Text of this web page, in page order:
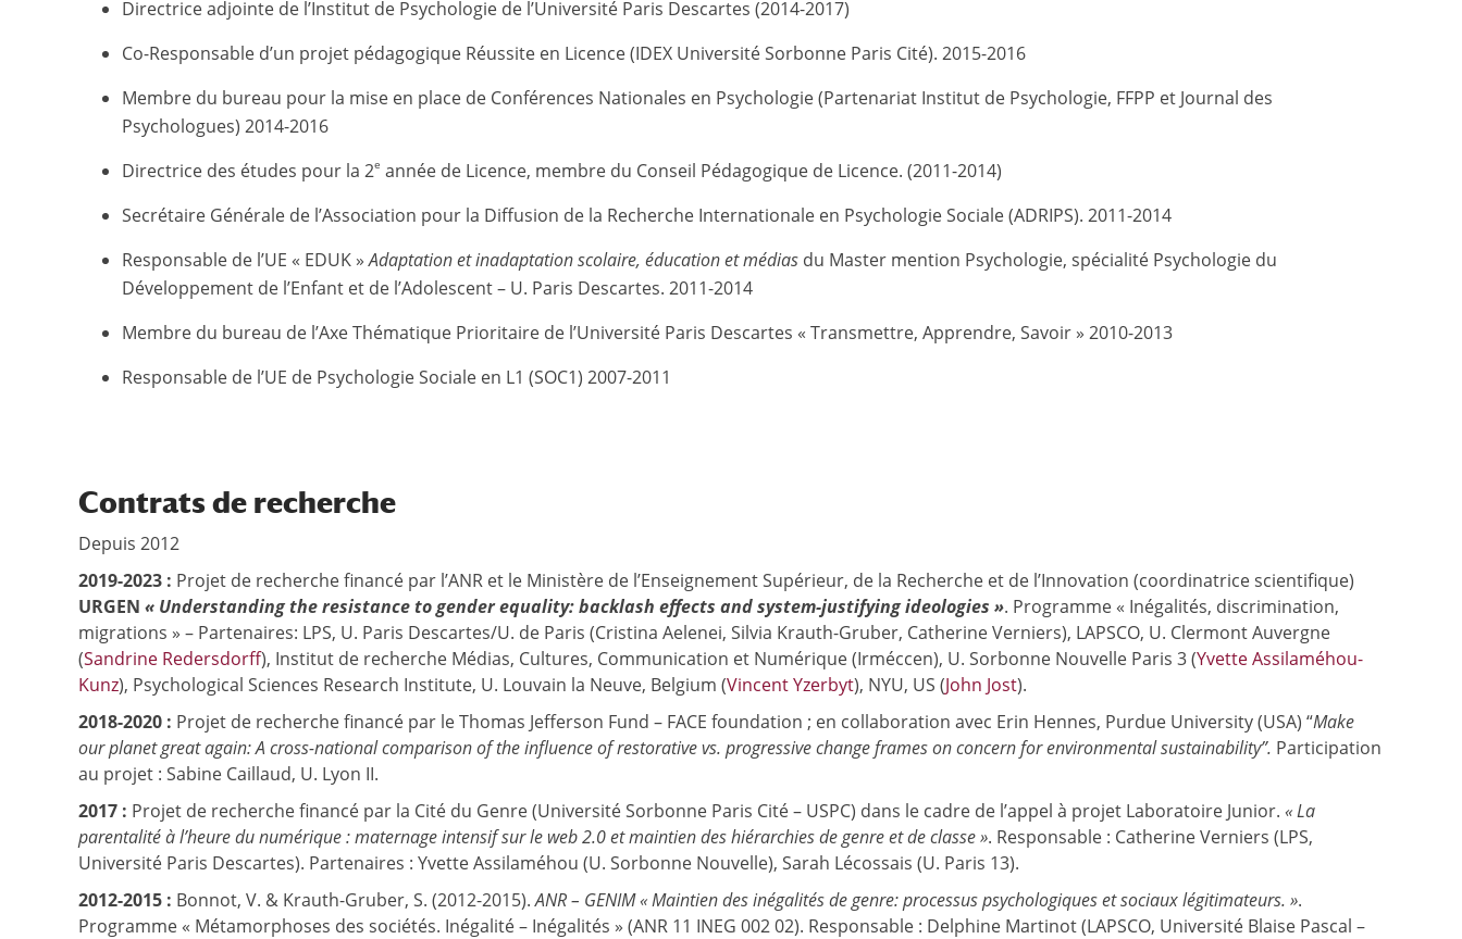
Directrice adjointe de l’Institut de Psychologie de l’Université Paris Descartes (2014-2017)
Co-Responsable d’un projet pédagogique Réussite en Licence (IDEX Université Sorbonne Paris Cité). 2015-2016
Membre du bureau pour la mise en place de Conférences Nationales en Psychologie (Partenariat Institut de Psychologie, FFPP et Journal des
Psychologues) 2014-2016
Directrice des études pour la 2e année de Licence, membre du Conseil Pédagogique de Licence. (2011-2014)
Secrétaire Générale de l’Association pour la Diffusion de la Recherche Internationale en Psychologie Sociale (ADRIPS). 2011-2014
Responsable de l’UE « EDUK »Adaptation et inadaptation scolaire, éducation et médias du Master mention Psychologie, spécialité Psychologie du
Développement de l’Enfant et de l’Adolescent – U. Paris Descartes. 2011-2014
Membre du bureau de l’Axe Thématique Prioritaire de l’Université Paris Descartes « Transmettre, Apprendre, Savoir » 2010-2013
Responsable de l’UE de Psychologie Sociale en L1 (SOC1) 2007-2011
Contrats de recherche
Depuis 2012
2019-2023 : Projet de recherche financé par l’ANR et le Ministère de l’Enseignement Supérieur, de la Recherche et de l’Innovation (coordinatrice scientifique)
URGEN « Understanding the resistance to gender equality: backlash effects and system-justifying ideologies ». Programme « Inégalités, discrimination,
migrations » – Partenaires: LPS, U. Paris Descartes/U. de Paris (Cristina Aelenei, Silvia Krauth-Gruber, Catherine Verniers), LAPSCO, U. Clermont Auvergne
(Sandrine Redersdorff), Institut de recherche Médias, Cultures, Communication et Numérique (Irméccen), U. Sorbonne Nouvelle Paris 3 (Yvette Assilaméhou-
Kunz), Psychological Sciences Research Institute, U. Louvain la Neuve, Belgium (Vincent Yzerbyt), NYU, US (John Jost).
2018-2020 : Projet de recherche financé par le Thomas Jefferson Fund – FACE foundation ; en collaboration avec Erin Hennes, Purdue University (USA) “Make
our planet great again: A cross-national comparison of the influence of restorative vs. progressive change frames on concern for environmental sustainability”. Participation
au projet : Sabine Caillaud, U. Lyon II.
2017 : Projet de recherche financé par la Cité du Genre (Université Sorbonne Paris Cité – USPC) dans le cadre de l’appel à projet Laboratoire Junior. « La
parentalité à l’heure du numérique : maternage intensif sur le web 2.0 et maintien des hiérarchies de genre et de classe ». Responsable : Catherine Verniers (LPS,
Université Paris Descartes). Partenaires : Yvette Assilaméhou (U. Sorbonne Nouvelle), Sarah Lécossais (U. Paris 13).
2012-2015 : Bonnot, V. & Krauth-Gruber, S. (2012-2015).ANR – GENIM « Maintien des inégalités de genre: processus psychologiques et sociaux légitimateurs. ».
Programme « Métamorphoses des sociétés. Inégalité – Inégalités » (ANR 11 INEG 002 02). Responsable : Delphine Martinot (LAPSCO, Université Blaise Pascal –